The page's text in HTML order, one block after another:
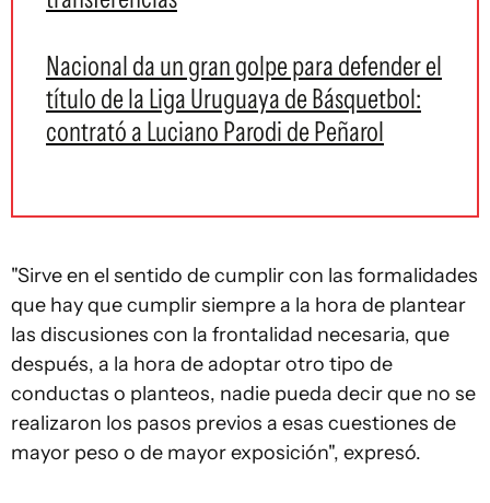
Nacional da un gran golpe para defender el
título de la Liga Uruguaya de Básquetbol:
contrató a Luciano Parodi de Peñarol
"Sirve en el sentido de cumplir con las formalidades
que hay que cumplir siempre a la hora de plantear
las discusiones con la frontalidad necesaria, que
después, a la hora de adoptar otro tipo de
conductas o planteos, nadie pueda decir que no se
realizaron los pasos previos a esas cuestiones de
mayor peso o de mayor exposición", expresó.